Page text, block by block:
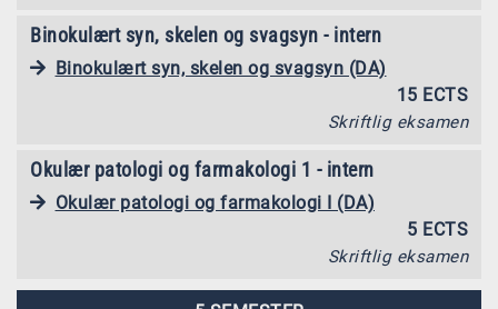
Binokulært syn, skelen og svagsyn - intern
Binokulært syn, skelen og svagsyn (DA)
15 ECTS
Skriftlig eksamen
Okulær patologi og farmakologi 1 - intern
Okulær patologi og farmakologi I (DA)
5 ECTS
Skriftlig eksamen